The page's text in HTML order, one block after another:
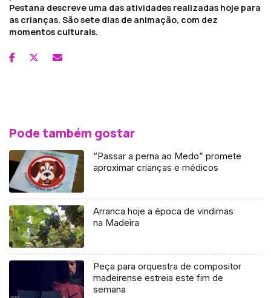
Pestana descreve uma das atividades realizadas hoje para
as crianças. São sete dias de animação, com dez
momentos culturais.
Pode também gostar
“Passar a perna ao Medo” promete
aproximar crianças e médicos
Arranca hoje a época de vindimas
na Madeira
Peça para orquestra de compositor
madeirense estreia este fim de
semana